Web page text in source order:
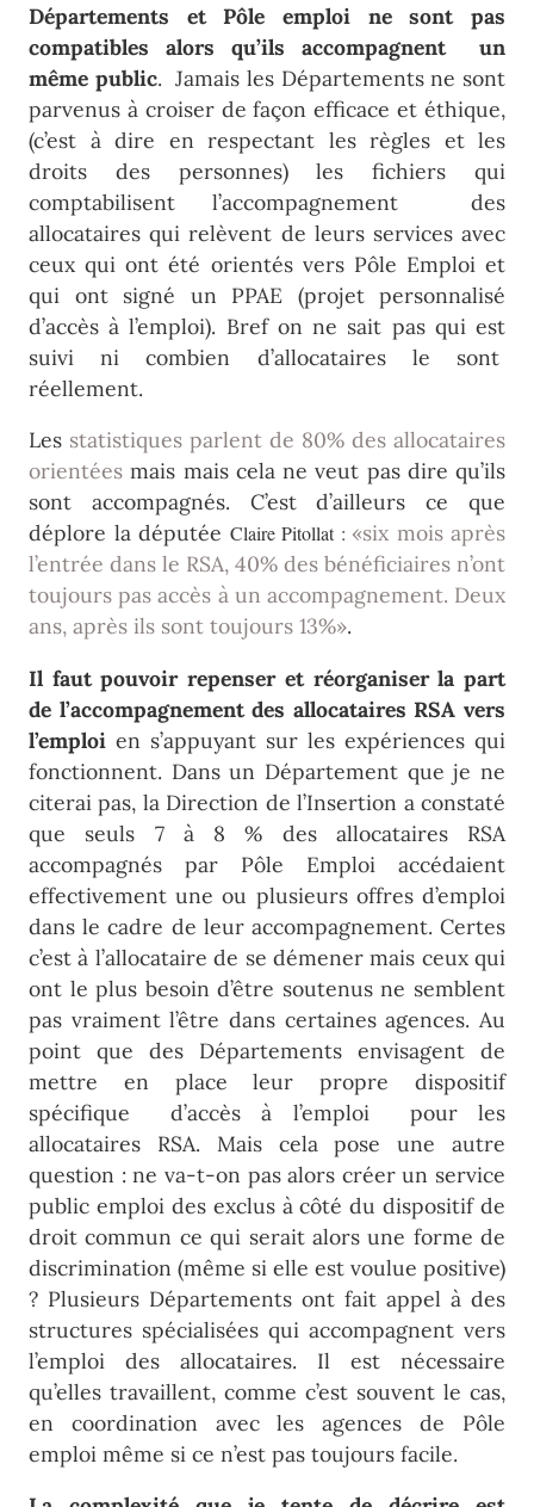
Départements et Pôle emploi ne sont pas
compatibles alors qu’ils accompagnent un
même public. Jamais les Départements ne sont
parvenus à croiser de façon efficace et éthique,
(c’est à dire en respectant les règles et les
droits des personnes) les fichiers qui
comptabilisent l’accompagnement des
allocataires qui relèvent de leurs services avec
ceux qui ont été orientés vers Pôle Emploi et
qui ont signé un PPAE (projet personnalisé
d’accès à l’emploi). Bref on ne sait pas qui est
suivi ni combien d’allocataires le sont
réellement.
Les statistiques parlent de 80% des allocataires
orientées mais mais cela ne veut pas dire qu’ils
sont accompagnés. C’est d’ailleurs ce que
déplore la députée Claire Pitollat : «six mois après
l’entrée dans le RSA, 40% des bénéficiaires n’ont
toujours pas accès à un accompagnement. Deux
ans, après ils sont toujours 13%».
Il faut pouvoir repenser et réorganiser la part
de l’accompagnement des allocataires RSA vers
l’emploi en s’appuyant sur les expériences qui
fonctionnent. Dans un Département que je ne
citerai pas, la Direction de l’Insertion a constaté
que seuls 7 à 8 % des allocataires RSA
accompagnés par Pôle Emploi accédaient
effectivement une ou plusieurs offres d’emploi
dans le cadre de leur accompagnement. Certes
c’est à l’allocataire de se démener mais ceux qui
ont le plus besoin d’être soutenus ne semblent
pas vraiment l’être dans certaines agences. Au
point que des Départements envisagent de
mettre en place leur propre dispositif
spécifique d’accès à l’emploi pour les
allocataires RSA. Mais cela pose une autre
question : ne va-t-on pas alors créer un service
public emploi des exclus à côté du dispositif de
droit commun ce qui serait alors une forme de
discrimination (même si elle est voulue positive)
? Plusieurs Départements ont fait appel à des
structures spécialisées qui accompagnent vers
l’emploi des allocataires. Il est nécessaire
qu’elles travaillent, comme c’est souvent le cas,
en coordination avec les agences de Pôle
emploi même si ce n’est pas toujours facile.